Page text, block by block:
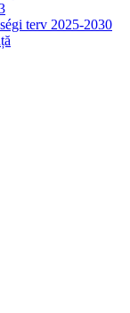
terv 2025-2030